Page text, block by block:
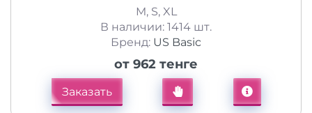
M, S, XL
В наличии: 1414 шт.
Бренд: US Basic
от 962 тенге
Заказать